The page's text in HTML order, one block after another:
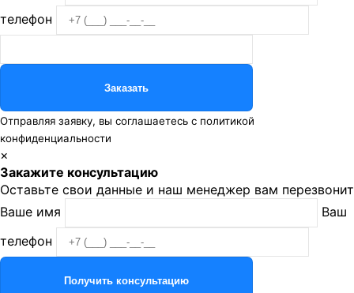
телефон
Отправляя заявку, вы соглашаетесь с политикой
конфиденциальности
×
Закажите консультацию
Оставьте свои данные и наш менеджер вам перезвонит
Ваше имя
Ваш
телефон